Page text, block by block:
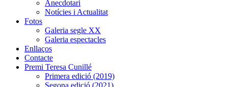
Anecdotari
Notícies i Actualitat
Fotos
Galeria segle XX
Galeria espectacles
Enllaços
Contacte
Premi Teresa Cunillé
Primera edició (2019)
Segona edició (2021)